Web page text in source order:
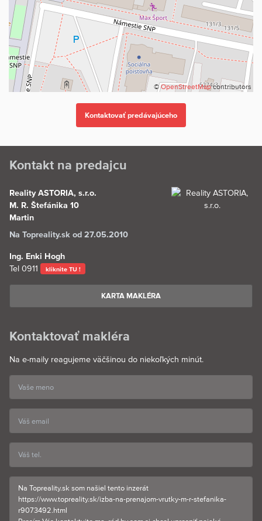
©OpenStreetMapcontributors
Kontakt na predajcu
Reality ASTORIA, s.r.o.
M. R. Štefánika 10
Martin
Na Topreality.sk od 27.05.2010
Ing. Enki Hogh
Tel 0911 kliknite TU !
KARTA MAKLÉRA
Kontaktovať makléra
Na e-maily reagujeme väčšinou do niekoľkých minút.